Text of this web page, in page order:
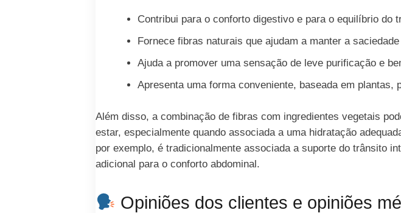
Contribui para o conforto digestivo e para o equilíbrio do
Fornece fibras naturais que ajudam a manter a
Ajuda a promover uma sensação de leve purificação e
Apresenta uma forma conveniente, baseada em plantas,
Além disso, a combinação de fibras com ingredientes vegetais
estar, especialmente quando associada a uma hidratação
por exemplo, é tradicionalmente associada a suporte do trânsito
adicional para o conforto abdominal.
Opiniões dos clientes e opiniões